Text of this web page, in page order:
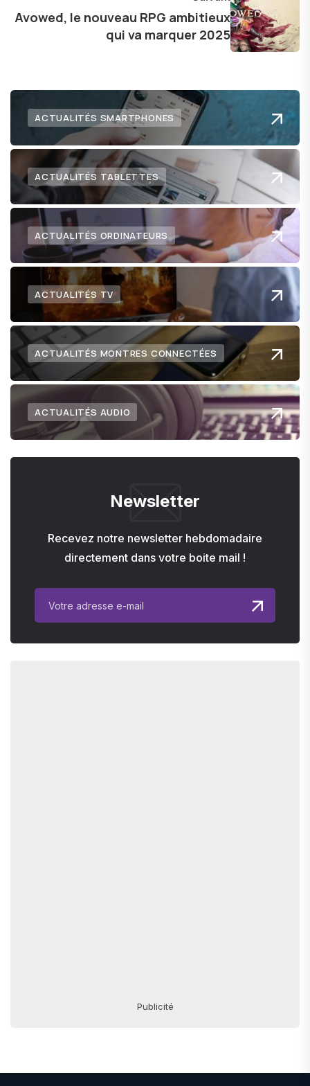
technologie me permet de présenter aux
lecteurs un aperçu captivant de ce que le futur
Avowed, le nouveau RPG ambitieux
qui va marquer 2025
ACTUALITÉS SMARTPHONES
ACTUALITÉS TABLETTES
ACTUALITÉS ORDINATEURS
ACTUALITÉS TV
ACTUALITÉS MONTRES CONNECTÉES
ACTUALITÉS AUDIO
Newsletter
Recevez notre newsletter hebdomadaire
directement dans votre boite mail !
Publicité